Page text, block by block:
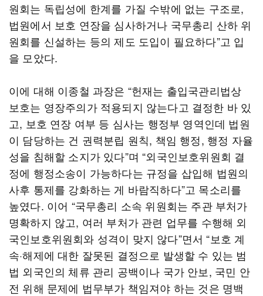
원회는 독립성에 한계를 가질 수밖에 없는 구조로,
법원에서 보호 연장을 심사하거나 국무총리 산하 위
원회를 신설하는 등의 제도 도입이 필요하다”고 입
을 모았다.
이에 대해 이종철 과장은 “헌재는 출입국관리법상
보호는 영장주의가 적용되지 않는다고 결정한 바 있
고, 보호 연장 여부 등 심사는 행정부 영역인데 법원
이 담당하는 건 권력분립 원칙, 책임 행정, 행정 자율
성을 침해할 소지가 있다”며 “외국인보호위원회 결
정에 행정소송이 가능하다는 규정을 삽입해 법원의
사후 통제를 강화하는 게 바람직하다”고 목소리를
높였다. 이어 “국무총리 소속 위원회는 주관 부처가
명확하지 않고, 여러 부처가 관련 업무를 수행해 외
국인보호위원회와 성격이 맞지 않다”면서 “보호 계
속·해제에 대한 잘못된 결정으로 발생할 수 있는 범
법 외국인의 체류 관리 공백이나 국가 안보, 국민 안
전 위해 문제에 법무부가 책임져야 하는 것은 명백